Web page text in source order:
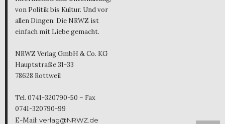
von Politik bis Kultur. Und vor
allen Dingen: Die NRWZ ist
einfach mit Liebe gemacht.
NRWZ Verlag GmbH & Co. KG
Hauptstraße 31-33
78628 Rottweil
Tel. 0741-320790-50 – Fax
0741-320790-99
E-Mail: verlag@NRWZ.de